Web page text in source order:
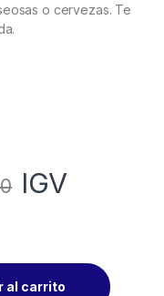
o cervezas. Te
IGV
al carrito